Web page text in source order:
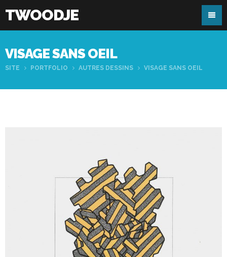
TWOODJE
VISAGE SANS OEIL
SITE PORTFOLIO AUTRES DESSINS VISAGE SANS OEIL